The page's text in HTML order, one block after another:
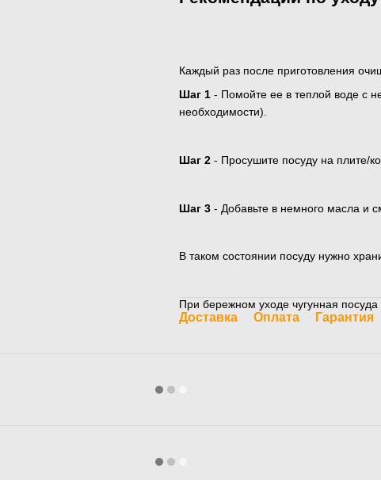
Каждый раз после приготовления
Шаг 1 - Помойте ее в теплой воде с
необходимости).
Шаг 2 - Просушите посуду на плите/
Шаг 3 - Добавьте в немного масла и
В таком состоянии посуду нужно
При бережном уходе чугунная
Доставка Оплата Гарантия